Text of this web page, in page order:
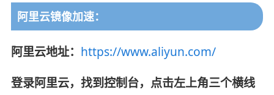
阿里云镜像加速：
阿里云地址： https://www.aliyun.com/
登录阿里云，找到控制台，点击左上角三个横线